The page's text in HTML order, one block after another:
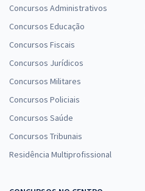
Concursos Administrativos
Concursos Educação
Concursos Fiscais
Concursos Jurídicos
Concursos Militares
Concursos Policiais
Concursos Saúde
Concursos Tribunais
Residência Multiprofissional